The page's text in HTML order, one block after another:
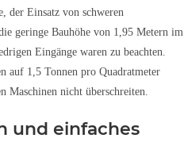
der Einsatz von schweren
geringe Bauhöhe von 1,95 Metern im
Eingänge waren zu beachten.
auf 1,5 Tonnen pro Quadratmeter
Maschinen nicht überschreiten.
und einfaches